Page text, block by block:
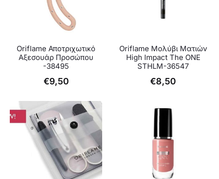
Oriflame Αποτριχωτικό
Αξεσουάρ Προσώπου
-38495
€9,50
Oriflame Μολύβι Ματιών
High Impact The ONE
STHLM-36547
€8,50